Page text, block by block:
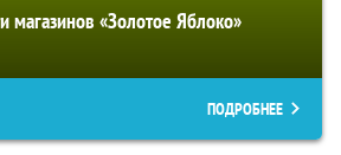
магазинов «Золотое Яблоко»
ПОДРОБНЕЕ